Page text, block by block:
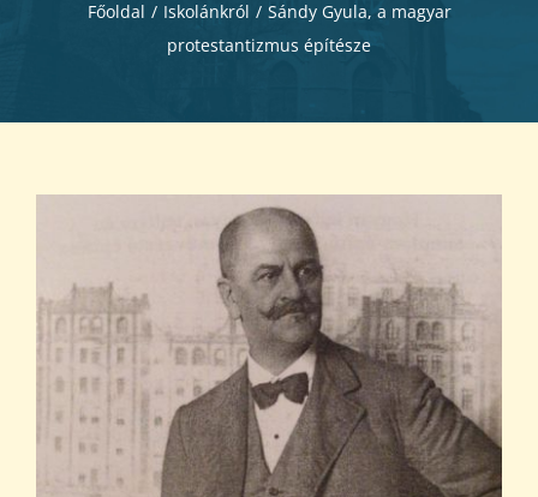
Munkatársaink
Dokumentumok
Főoldal / Iskolánkról / Sándy Gyula, a magyar
protestantizmus építésze